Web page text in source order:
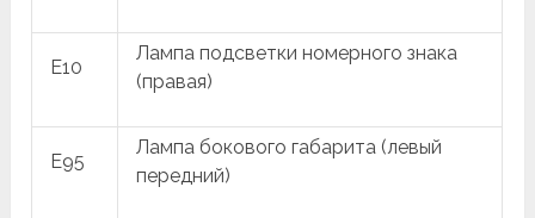
E10
Лампа подсветки номерного знака
(правая)
E95
Лампа бокового габарита (левый
передний)